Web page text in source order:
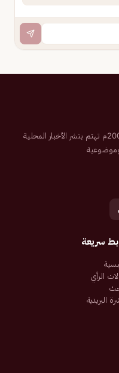
صحيفة إلكترونية سعودية تم تأسيسها عام 2007م تهتم بنشر الأخبار المحلية
وموضوعية
سريعة
الرأي
البريدية